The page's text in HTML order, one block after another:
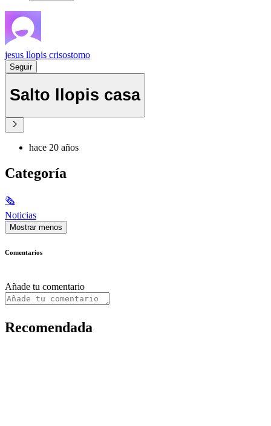
jesus llopis crisostomo
Seguir
Salto llopis casa
hace 20 años
Categoría
🗞
Noticias
Mostrar menos
Comentarios
Añade tu comentario
Recomendada